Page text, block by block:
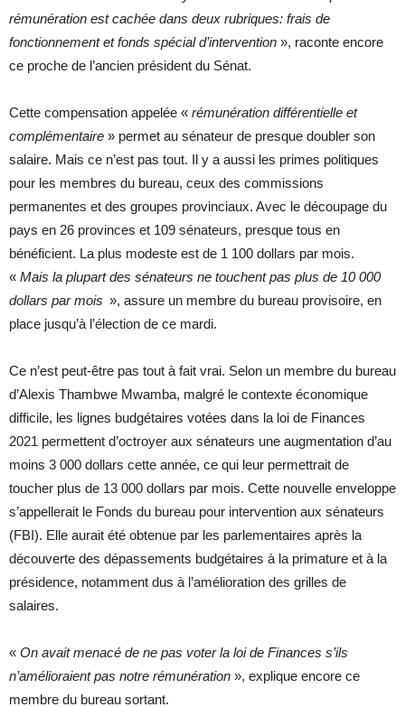
rémunération est cachée dans deux rubriques: frais de
fonctionnement et fonds spécial d’intervention », raconte encore
ce proche de l’ancien président du Sénat.
Cette compensation appelée « rémunération différentielle et
complémentaire » permet au sénateur de presque doubler son
salaire. Mais ce n’est pas tout. Il y a aussi les primes politiques
pour les membres du bureau, ceux des commissions
permanentes et des groupes provinciaux. Avec le découpage du
pays en 26 provinces et 109 sénateurs, presque tous en
bénéficient. La plus modeste est de 1 100 dollars par mois.
« Mais la plupart des sénateurs ne touchent pas plus de 10 000
dollars par mois », assure un membre du bureau provisoire, en
place jusqu’à l’élection de ce mardi.
Ce n’est peut-être pas tout à fait vrai. Selon un membre du bureau
d’Alexis Thambwe Mwamba, malgré le contexte économique
difficile, les lignes budgétaires votées dans la loi de Finances
2021 permettent d’octroyer aux sénateurs une augmentation d’au
moins 3 000 dollars cette année, ce qui leur permettrait de
toucher plus de 13 000 dollars par mois. Cette nouvelle enveloppe
s’appellerait le Fonds du bureau pour intervention aux sénateurs
(FBI). Elle aurait été obtenue par les parlementaires après la
découverte des dépassements budgétaires à la primature et à la
présidence, notamment dus à l’amélioration des grilles de
salaires.
« On avait menacé de ne pas voter la loi de Finances s’ils
n’amélioraient pas notre rémunération », explique encore ce
membre du bureau sortant.